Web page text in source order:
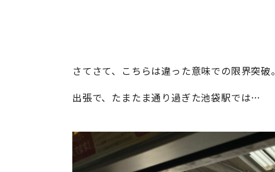
さてさて、こちらは違った意味での限界突破。
出張で、たまたま通り過ぎた池袋駅では…